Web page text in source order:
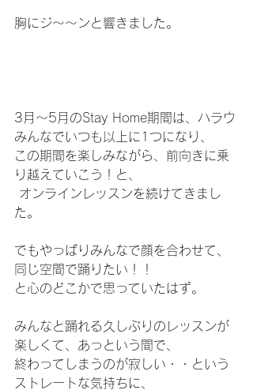
胸にジ～～ンと響きました。
3月～5月のStay Home期間は、ハラウ
みんなでいつも以上に1つになり、
この期間を楽しみながら、前向きに乗
り越えていこう！と、
た。
でもやっぱりみんなで顔を合わせて、
同じ空間で踊りたい！！
と心のどこかで思っていたはず。
みんなと踊れる久しぶりのレッスンが
楽しくて、あっという間で、
終わってしまうのが寂しい・・という
ストレートな気持ちに、